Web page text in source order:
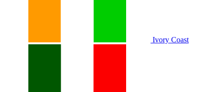
Ivory Coast